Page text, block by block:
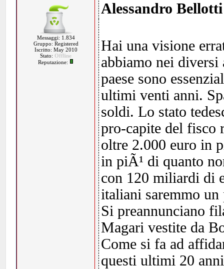
Messaggi: 1.834
Gruppo: Registered
Iscritto: May 2010
Stato: Offline
Reputazione:
Alessandro
Hai una visione
abbiamo nei
paese sono
ultimi venti anni.
soldi. Lo stato
pro-capite del fisco
oltre 2.000 euro in
in piÃ¹ di quanto
con 120 miliardi di
italiani saremmo un
Si preannunciano
Magari vestite da
Come si fa ad
questi ultimi 20